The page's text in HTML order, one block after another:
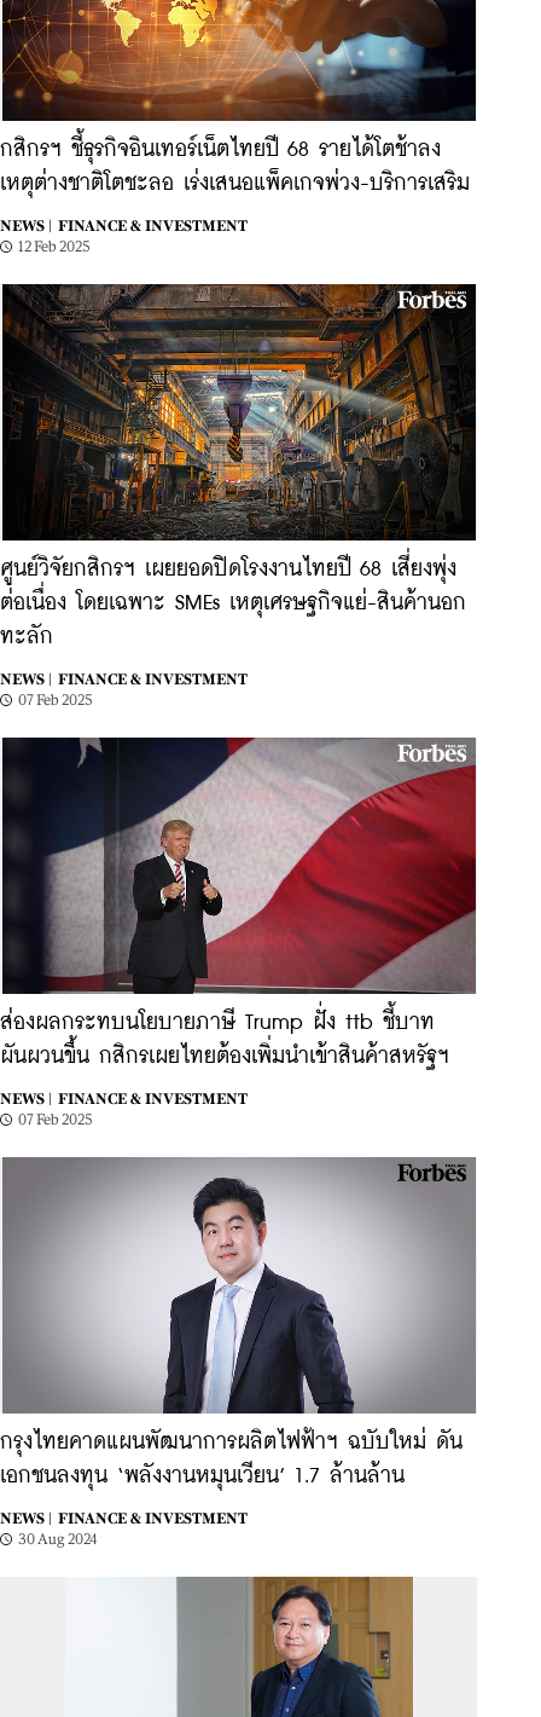
กสิกรฯ ชี้ธุรกิจอินเทอร์เน็ตไทยปี 68 รายได้โตช้าลง
เหตุต่างชาติโตชะลอ เร่งเสนอแพ็คเกจพ่วง-บริการเสริม
NEWS |
FINANCE & INVESTMENT
12 Feb 2025
ศูนย์วิจัยกสิกรฯ เผยยอดปิดโรงงานไทยปี 68 เสี่ยงพุ่ง
ต่อเนื่อง โดยเฉพาะ SMEs เหตุเศรษฐกิจแย่-สินค้านอก
ทะลัก
NEWS |
FINANCE & INVESTMENT
07 Feb 2025
ส่องผลกระทบนโยบายภาษี Trump ฝั่ง ttb ชี้บาท
ผันผวนขึ้น กสิกรเผยไทยต้องเพิ่มนำเข้าสินค้าสหรัฐฯ
NEWS |
FINANCE & INVESTMENT
07 Feb 2025
กรุงไทยคาดแผนพัฒนาการผลิตไฟฟ้าฯ ฉบับใหม่ ดัน
เอกชนลงทุน ‘พลังงานหมุนเวียน’ 1.7 ล้านล้าน
NEWS |
FINANCE & INVESTMENT
30 Aug 2024